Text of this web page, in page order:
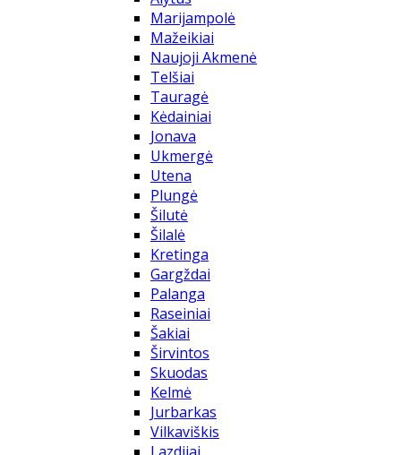
Marijampolė
Mažeikiai
Naujoji Akmenė
Telšiai
Tauragė
Kėdainiai
Jonava
Ukmergė
Utena
Plungė
Šilutė
Šilalė
Kretinga
Gargždai
Palanga
Raseiniai
Šakiai
Širvintos
Skuodas
Kelmė
Jurbarkas
Vilkaviškis